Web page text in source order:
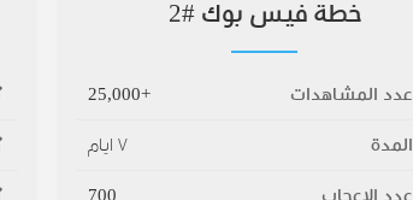
خطة فيس بوك #2
عدد المشاهدات +25,000
المدة ٧ ايام
عدد الاعجاب 700